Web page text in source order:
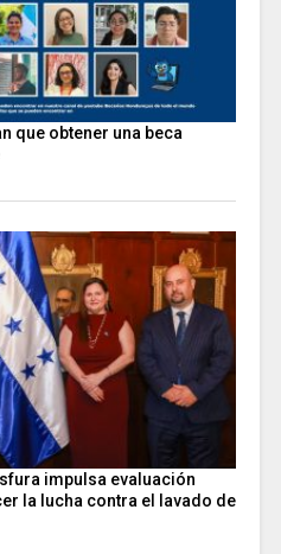
que obtener una beca
impulsa evaluación
la lucha contra el lavado de